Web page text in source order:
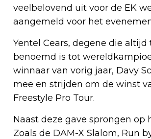
veelbelovend uit voor de EK
aangemeld voor het
Yentel Cears, degene die
benoemd is tot
winnaar van vorig jaar, Davy
mee en strijden om de winst
Freestyle Pro Tour.
Naast deze gave sprongen op
Zoals de DAM-X Slalom, Run